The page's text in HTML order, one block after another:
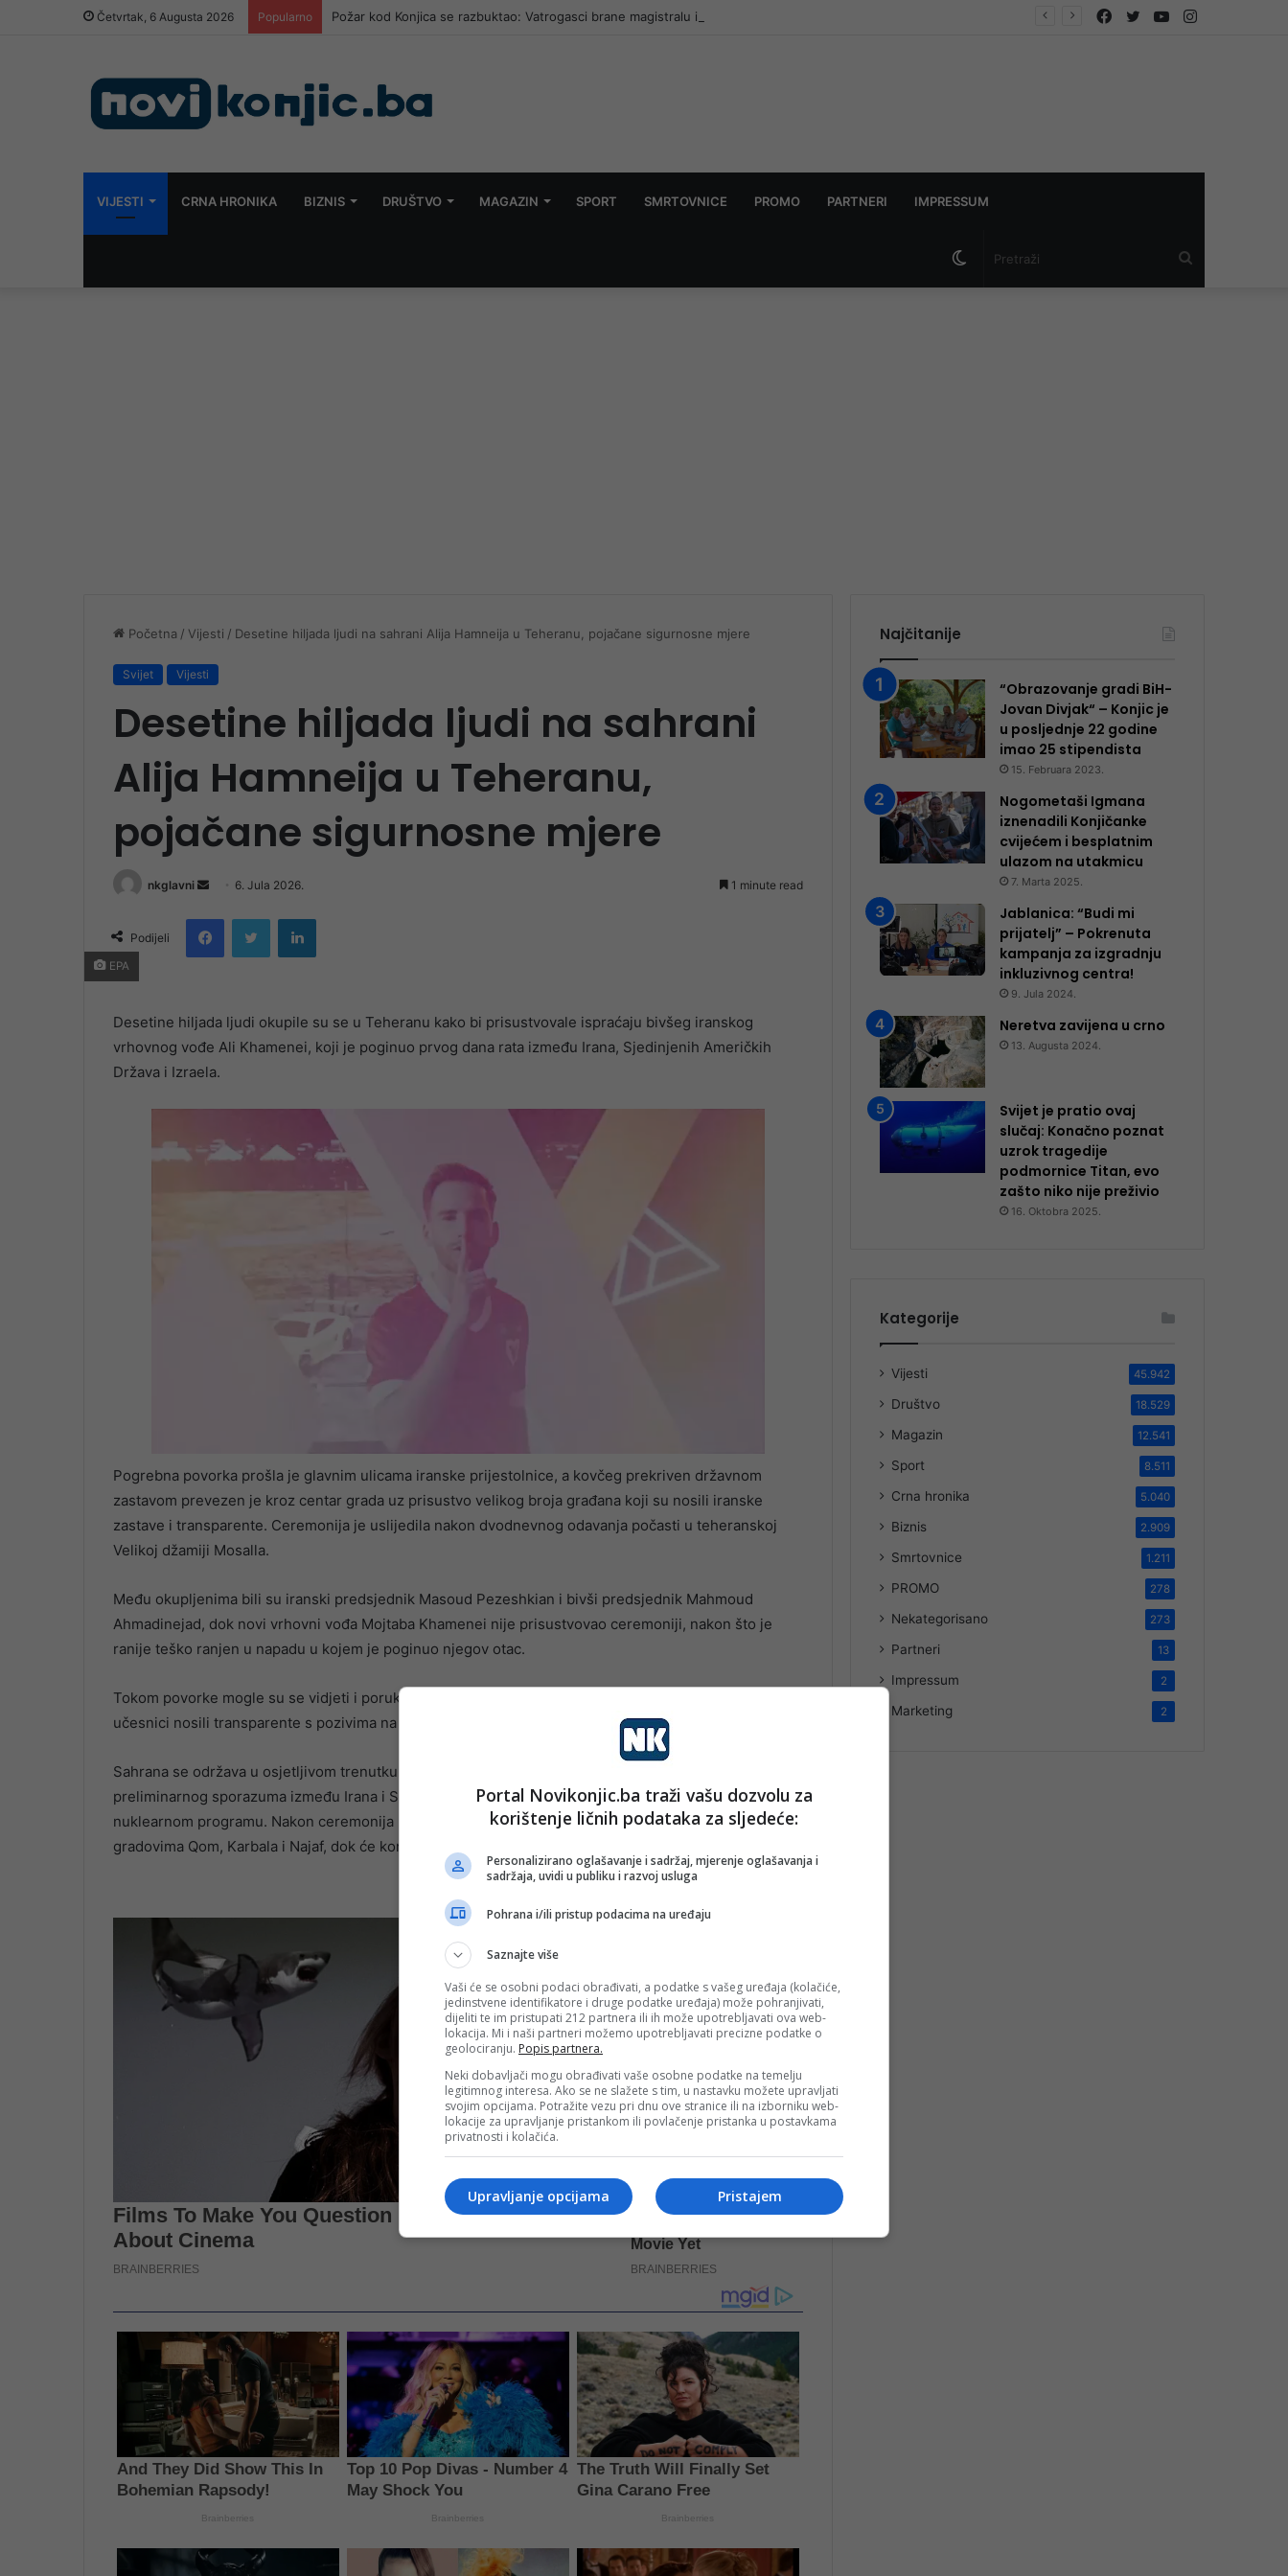
Četvrtak, 6 Augusta 2026 Popularno Požar kod Konjica se razbuktao: Vatrogasci brane magistralu i kuće, zatražena pomoć iz zraka Instagram
YouTube
Twitter
Facebook
VIJESTI CRNA HRONIKA BIZNIS DRUŠTVO MAGAZIN SPORT SMRTOVNICE PROMO PARTNERI IMPRESSUM
Switch
Početna / Vijesti / Desetine hiljada ljudi na sahrani Alija Hamneija u Teheranu, pojačane sigurnosne mjere
Svijet Vijesti
Desetine hiljada ljudi na sahrani
Alija Hamneija u Teheranu,
pojačane sigurnosne mjere
nkglavni
Send
email
6. Jula 2026. 1 minute read
Podijeli
FacebookTwitter LinkedIn
EPA
Desetine hiljada ljudi okupile su se u Teheranu kako bi prisustvovale ispraćaju bivšeg iranskog
vrhovnog vođe Ali Khamenei, koji je poginuo prvog dana rata između Irana, Sjedinjenih Američkih
Država i Izraela.
Pogrebna povorka prošla je glavnim ulicama iranske prijestolnice, a kovčeg prekriven državnom
zastavom prevezen je kroz centar grada uz prisustvo velikog broja građana koji su nosili iranske
zastave i transparente. Ceremonija je uslijedila nakon dvodnevnog odavanja počasti u teheranskoj
Velikoj džamiji Mosalla.
Među okupljenima bili su iranski predsjednik Masoud Pezeshkian i bivši predsjednik Mahmoud
Ahmadinejad, dok novi vrhovni vođa Mojtaba Khamenei nije prisustvovao ceremoniji, nakon što je
ranije teško ranjen u napadu u kojem je poginuo njegov otac.
Tokom povorke mogle su se vidjeti i poruke usmjerene protiv SAD-a i Izraela, dok su pojedini
učesnici nosili transparente s pozivima na osvetu zbog smrti dugogodišnjeg iranskog lidera.
Sahrana se održava u osjetljivom trenutku za Bliski istok, svega nekoliko sedmica nakon postizanja
preliminarnog sporazuma između Irana i SAD-a o prekidu sukoba i nastavku pregovora o iranskom
nuklearnom programu. Nakon ceremonija u Teheranu, oproštaj od Hamneija bit će nastavljen u
gradovima Qom, Karbala i Najaf, dok će konačno biti sahranjen u svetištu Imama Reze u Mashhad.
Najčitanije
“Obrazovanje gradi BiH-
Jovan Divjak“ – Konjic je
u posljednje 22 godine
imao 25 ​​stipendista
15. Februara 2023.
Nogometaši Igmana
iznenadili Konjičanke
cvijećem i besplatnim
ulazom na utakmicu
7. Marta 2025.
Jablanica: “Budi mi
prijatelj” – Pokrenuta
kampanja za izgradnju
inkluzivnog centra!
9. Jula 2024.
Neretva zavijena u crno
13. Augusta 2024.
Svijet je pratio ovaj
slučaj: Konačno poznat
uzrok tragedije
podmornice Titan, evo
zašto niko nije preživio
16. Oktobra 2025.
Kategorije
Vijesti 45.942
Društvo 18.529
Magazin 12.541
Sport 8.511
Crna hronika 5.040
Biznis 2.909
Smrtovnice 1.211
PROMO 278
Nekategorisano 273
Partneri 13
Impressum 2
Marketing 2
Portal Novikonjic.ba traži vašu dozvolu za
korištenje ličnih podataka za sljedeće:
Personalizirano oglašavanje i sadržaj, mjerenje oglašavanja i
sadržaja, uvidi u publiku i razvoj usluga
Pohrana i/ili pristup podacima na uređaju
Saznajte više
Vaši će se osobni podaci obrađivati, a podatke s vašeg uređaja (kolačiće,
jedinstvene identifikatore i druge podatke uređaja) može pohranjivati,
dijeliti te im pristupati 212 partnera ili ih može upotrebljavati ova web-
lokacija. Mi i naši partneri možemo upotrebljavati precizne podatke o
geolociranju. Popis partnera.
Neki dobavljači mogu obrađivati vaše osobne podatke na temelju
legitimnog interesa. Ako se ne slažete s tim, u nastavku možete upravljati
svojim opcijama. Potražite vezu pri dnu ove stranice ili na izborniku web-
lokacije za upravljanje pristankom ili povlačenje pristanka u postavkama
privatnosti i kolačića.
Pristajem
Upravljanje opcijama